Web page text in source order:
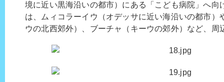
境に近い黒海沿いの都市）にある「こども病院」へ向
は、ムィコラーイウ（オデッサに近い海沿いの都市）
ウの北西郊外）、ブーチャ（キーウの郊外）など、周